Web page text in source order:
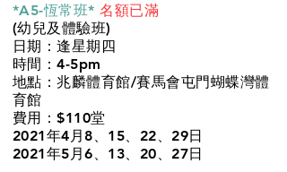
*A5-恆常班*名額已滿
(幼兒及體驗班)
日期：逢星期四
時間：4-5pm
地點：兆麟體育館/賽馬會屯門蝴蝶灣體
育館
費用：$110堂
2021年4月8、15、22、29日
2021年5月6、13、20、27日